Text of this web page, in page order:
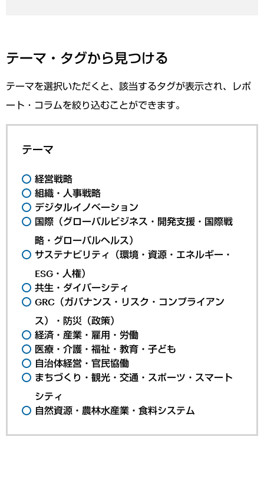
テーマ・タグから見つける
テーマを選択いただくと、該当するタグが表示され、レポ
ート・コラムを絞り込むことができます。
テーマ
経営戦略
組織・人事戦略
デジタルイノベーション
国際（グローバルビジネス・開発支援・国際戦
略・グローバルヘルス）
サステナビリティ（環境・資源・エネルギー・
ESG・人権）
共生・ダイバーシティ
GRC（ガバナンス・リスク・コンプライアン
ス）・防災（政策）
経済・産業・雇用・労働
医療・介護・福祉・教育・子ども
自治体経営・官民協働
まちづくり・観光・交通・スポーツ・スマート
シティ
自然資源・農林水産業・食料システム